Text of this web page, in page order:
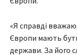
«Я справді
Європи мають бути
держави. За його